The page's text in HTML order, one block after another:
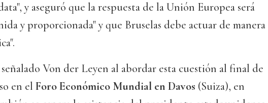
y aseguró que la respuesta de la Unión Europea será
y proporcionada" y que Bruselas debe actuar de manera
Von der Leyen al abordar esta cuestión al final de
en el Foro Económico Mundial en Davos (Suiza), en